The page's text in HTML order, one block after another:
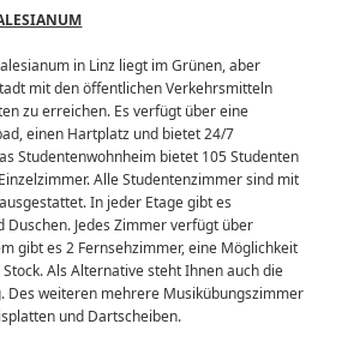
in Linz liegt im Grünen, aber
mit den öffentlichen Verkehrsmitteln
zu erreichen. Es verfügt über eine
einen Hartplatz und bietet 24/7
Studentenwohnheim bietet 105 Studenten
Alle Studentenzimmer sind mit
In jeder Etage gibt es
Duschen. Jedes Zimmer verfügt über
gibt es 2 Fernsehzimmer, eine Möglichkeit
Als Alternative steht Ihnen auch die
Des weiteren mehrere Musikübungszimmer
und Dartscheiben.